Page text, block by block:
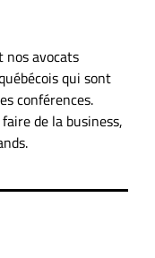
nos avocats
qui sont
conférences.
de la business,